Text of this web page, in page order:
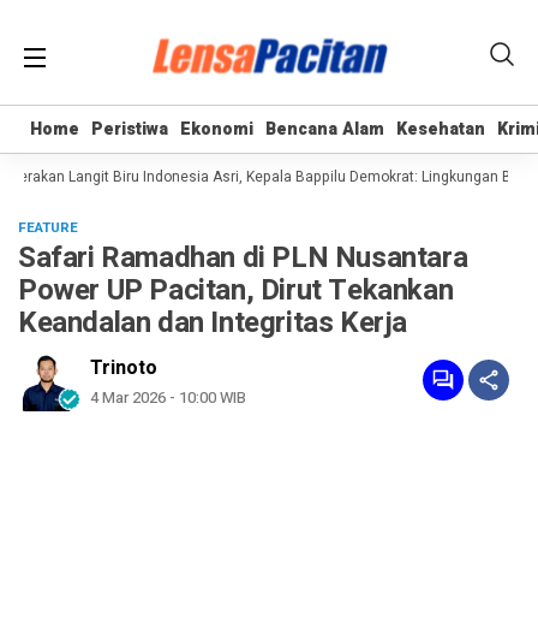
Home Peristiwa Ekonomi Bencana Alam Kesehatan
Home Peristiwa Ekonomi Bencana Alam Kesehatan
Langit Biru Indonesia Asri, Kepala Bappilu Demokrat: Lingkungan
FEATURE
Safari Ramadhan di PLN Nusantara
Power UP Pacitan, Dirut Tekankan
Keandalan dan Integritas Kerja
Trinoto
4 Mar 2026 - 10:00 WIB